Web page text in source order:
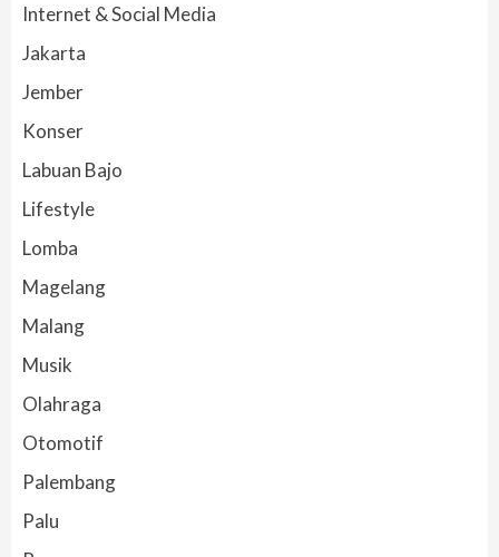
Internet & Social Media
Jakarta
Jember
Konser
Labuan Bajo
Lifestyle
Lomba
Magelang
Malang
Musik
Olahraga
Otomotif
Palembang
Palu